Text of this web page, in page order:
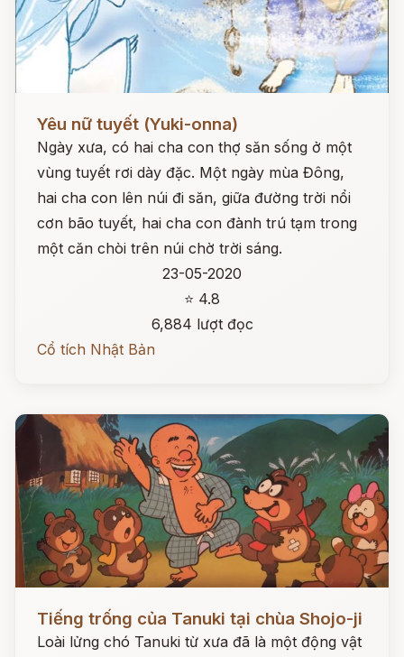
Yêu nữ tuyết (Yuki-onna)
Ngày xưa, có hai cha con thợ săn sống ở một
vùng tuyết rơi dày đặc. Một ngày mùa Đông,
hai cha con lên núi đi săn, giữa đường trời nổi
cơn bão tuyết, hai cha con đành trú tạm trong
một căn chòi trên núi chờ trời sáng.
23-05-2020
⭐ 4.8
6,884 lượt đọc
Cổ tích Nhật Bản
Đọc ngay
Tiếng trống của Tanuki tại chùa Shojo-ji
Loài lửng chó Tanuki từ xưa đã là một động vật